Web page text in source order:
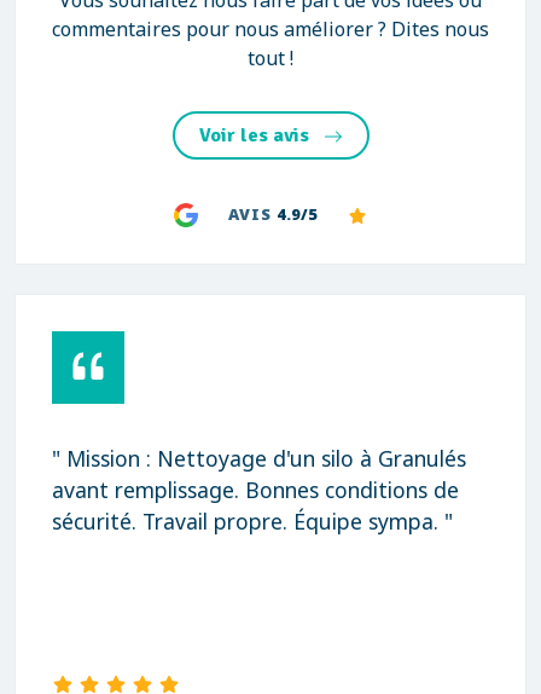
commentaires pour nous améliorer ? Dites nous
tout !
Voir les avis
AVIS 4.9/5
" Mission : Nettoyage d'un silo à Granulés
avant remplissage. Bonnes conditions de
sécurité. Travail propre. Équipe sympa. "